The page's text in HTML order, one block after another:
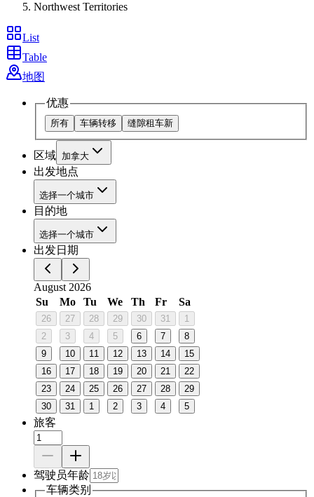
Northwest Territories
List
Table
地图
优惠
所有 车辆转移 缝隙租车新
区域 加拿大
出发地点
选择一个城市
目的地
选择一个城市
出发日期
August 2026
Su
Mo Tu We Th Fr Sa
26 27 28 29 30 31
1
2
3 4 5 6 7
8
9
10 11 12 13 14
15
16
17 18 19 20 21
22
23
24 25 26 27 28
29
30
31 1 2 3 4 5
旅客
驾驶员年龄
车辆类别